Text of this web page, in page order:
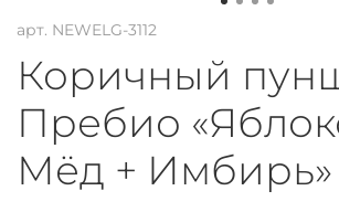
арт. NEWELG-3112
Коричный
Пребио
Мёд + Имбирь»